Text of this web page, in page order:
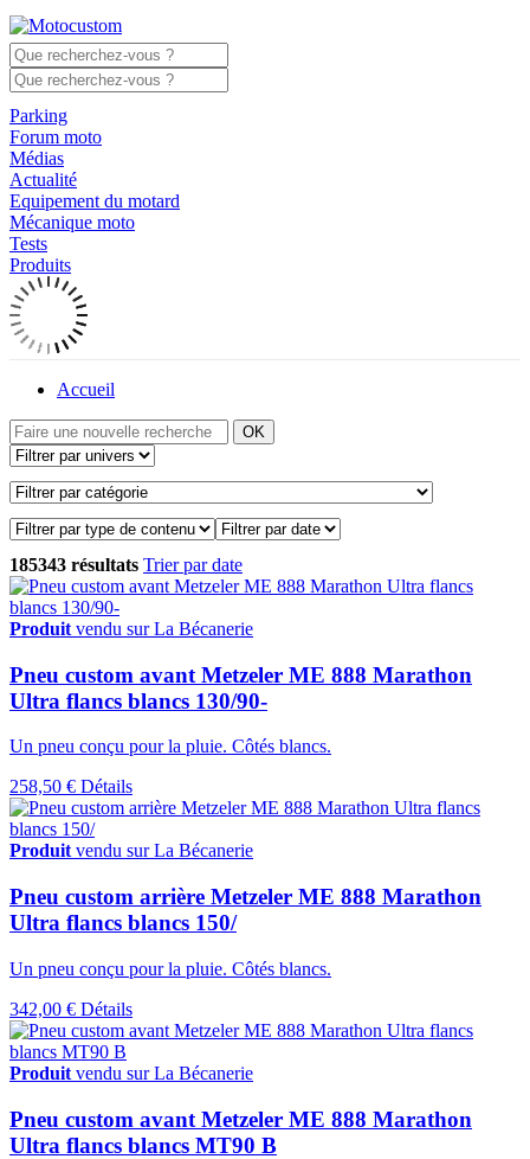
Parking
Forum moto
Médias
Actualité
Equipement du motard
Mécanique moto
Tests
Produits
Accueil
OK
185343 résultats Trier par date
Produit vendu sur La Bécanerie
Pneu custom avant Metzeler ME 888 Marathon
Ultra flancs blancs 130/90-
Un pneu conçu pour la pluie. Côtés blancs.
258,50 € Détails
Produitvendu sur La Bécanerie
Pneu custom arrière Metzeler ME 888 Marathon
Ultra flancs blancs 150/
Un pneu conçu pour la pluie. Côtés blancs.
342,00 € Détails
Produit vendu sur La Bécanerie
Pneu custom avant Metzeler ME 888 Marathon
Ultra flancs blancs MT90 B